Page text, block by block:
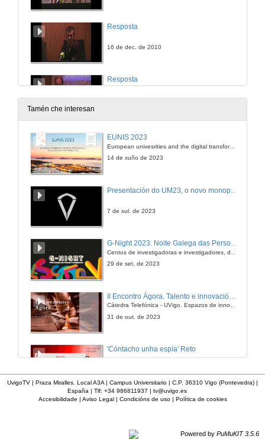
Resposta
16 de dec. de 2010
Resposta
16 de dec. de 2010
Quenda de Preguntas
Tamén che interesan
EUNIS 2023
European univesrities and the digital transformation: challenges and opportunities ahead
14 de xuño de 2023
7 de xul. de 2023
G-Night 2023. Noite Galega das Persoas Investigadoras. Conciencias creativas
29 de set. de 2023
Cátedra Telefónica - UVigo. Espazos de innovación
31 de out. de 2023
'Cóntacho unha espía' Reto
'Cóntacho unha espía' Criptografía
UvigoTV | Praza Miralles. Local A3A | Campus Universitario | C.P. 36310 Vigo (Pontevedra) |
España | Tlf: +34 986811937 | tv@uvigo.es
Accesibilidade | Aviso Legal| Condicións de uso| Política de cookies
Powered by PuMuKIT 3.5.6